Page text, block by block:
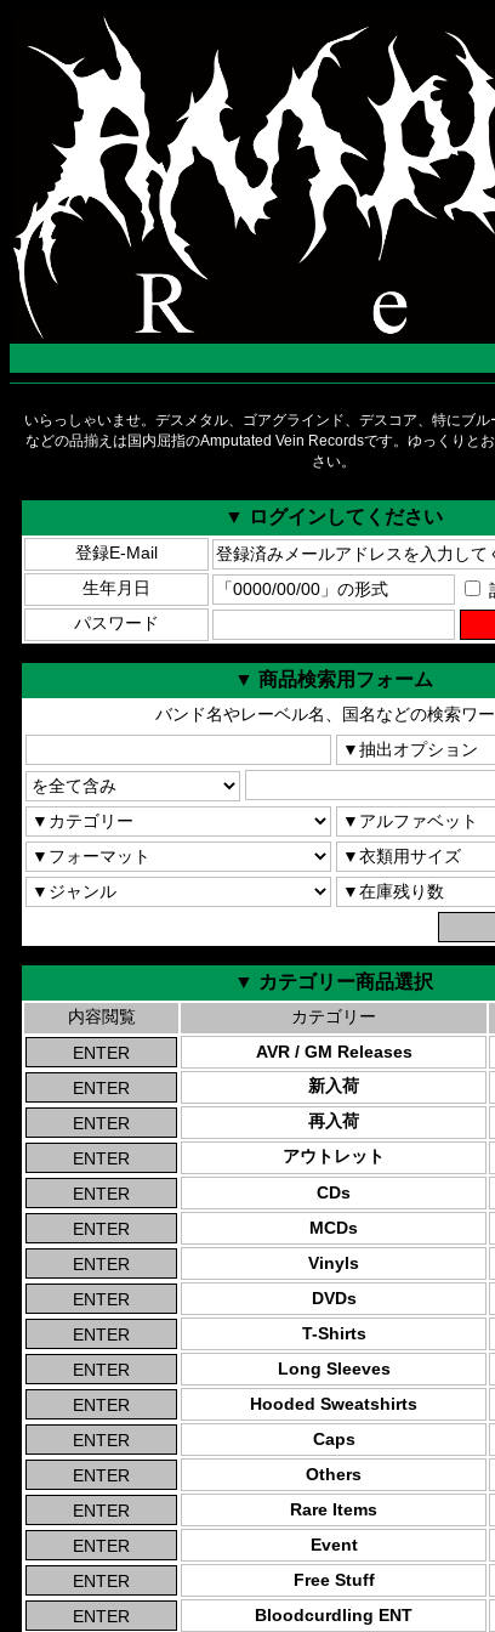
いらっしゃいませ。デスメタル、ゴアグラインド、デスコア、特にブ
などの品揃えは国内屈指のAmputated Vein Recordsです。ゆっくりと
さい。
▼ ログインしてください
登録E-Mail
生年月日
パスワード
▼ 商品検索用フォーム
バンド名やレーベル名、国名などの検索ワ
▼ カテゴリー商品選択
内容閲覧 カテゴリー
AVR / GM Releases
新入荷
再入荷
アウトレット
CDs
MCDs
Vinyls
DVDs
T-Shirts
Long Sleeves
Hooded Sweatshirts
Caps
Others
Rare Items
Event
Free Stuff
Bloodcurdling ENT